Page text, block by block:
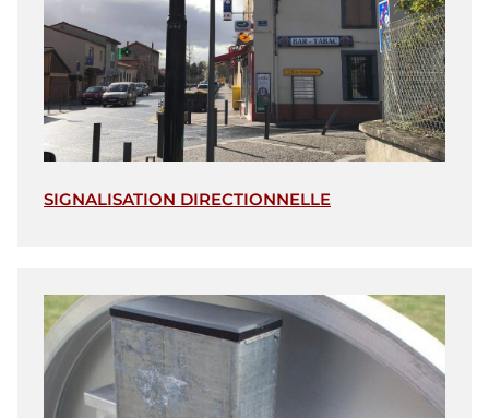
SIGNALISATION DIRECTIONNELLE